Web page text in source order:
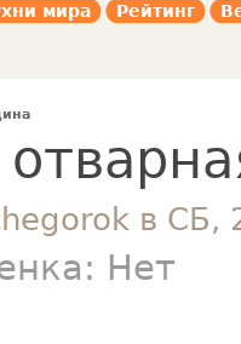
мира Рейтинг
в СБ,
Нет